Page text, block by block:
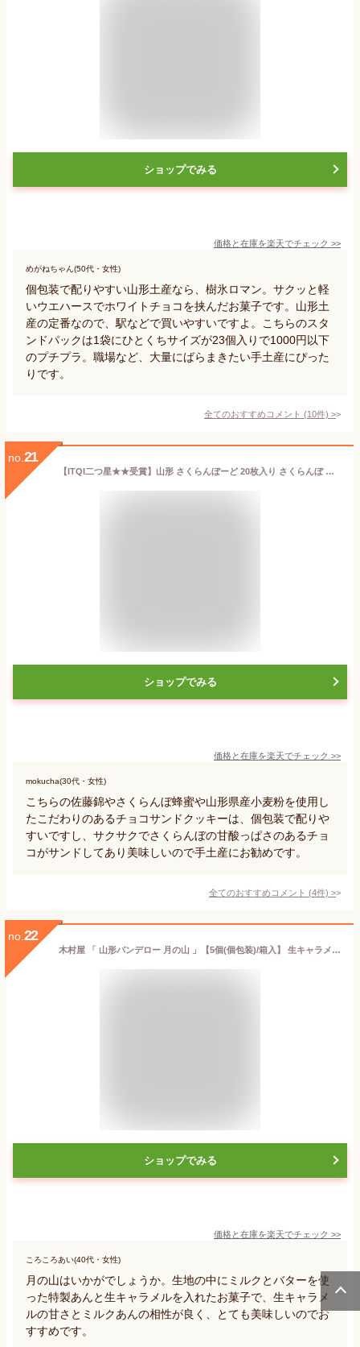
ショップでみる
価格と在庫を楽天でチェック >>
めがねちゃん(50代・女性)
個包装で配りやすい山形土産なら、樹氷ロマン。サクッと軽
いウエハースでホワイトチョコを挟んだお菓子です。山形土
産の定番なので、駅などで買いやすいですよ。こちらのスタ
ンドパックは1袋にひとくちサイズが23個入りで1000円以下
のプチプラ。職場など、大量にばらまきたい手土産にぴった
りです。
全てのおすすめコメント (10件) >
no. 21
【ITQI二つ星★★受賞】山形 さくらんぼーど 20枚入り さくらんぼ サクランボ 果物 佐藤錦 山形県 東北 庄内 ギフト お土産 チョコクッキー はちみつ 蜂蜜 小麦粉 かわいい カワイイ チョコレート 人気 甘い 濃厚 おすすめ オススメ
ショップでみる
価格と在庫を楽天でチェック >>
mokucha(30代・女性)
こちらの佐藤錦やさくらんぼ蜂蜜や山形県産小麦粉を使用し
たこだわりのあるチョコサンドクッキーは、個包装で配りや
すいですし、サクサクでさくらんぼの甘酸っぱさのあるチョ
コがサンドしてあり美味しいので手土産にお勧めです。
全てのおすすめコメント (4件) >
no. 22
木村屋 「 山形パンデロー 月の山 」【5個(個包装)/箱入】 生キャラメル パンデロー スイーツ 洋菓子 カステラ つきのやま 山形 庄内 鶴岡 お土産 特産品 名産品 お取り寄せ
ショップでみる
価格と在庫を楽天でチェック >>
ころころあい(40代・女性)
月の山はいかがでしょうか。生地の中にミルクとバターを使
った特製あんと生キャラメルを入れたお菓子で、生キャラメ
ルの甘さとミルクあんの相性が良く、とても美味しいのでお
すすめです。